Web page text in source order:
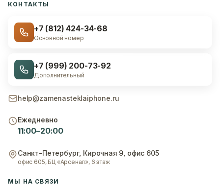
КОНТАКТЫ
+7 (812) 424-34-68
Основной номер
+7 (999) 200-73-92
Дополнительный
help@zamenasteklaiphone.ru
Ежедневно
11:00–20:00
Санкт-Петербург, Кирочная 9, офис 605
офис 605, БЦ «Арсенал», 6 этаж
МЫ НА СВЯЗИ